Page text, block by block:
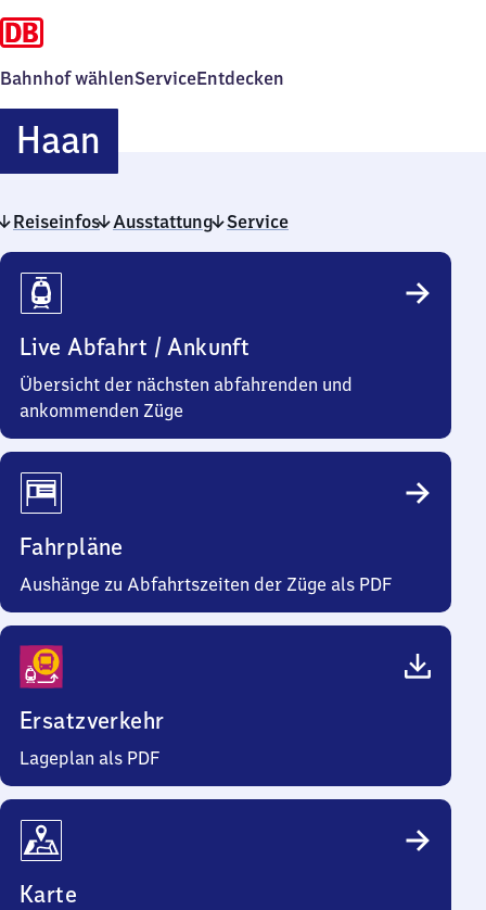
Bahnhof wählenServiceEntdecken
HaanHaan
Reiseinfos Ausstattung Service
Reiseinfos
Live Abfahrt / Ankunft
Übersicht der nächsten abfahrenden und
ankommenden Züge
Fahrpläne
Aushänge zu Abfahrtszeiten der Züge als PDF
Ersatzverkehr
Lageplan als PDF
Karte